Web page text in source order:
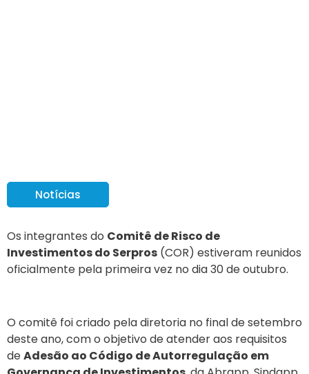
Notícias
Os integrantes do Comitê de Risco de
Investimentos do Serpros (COR) estiveram reunidos
oficialmente pela primeira vez no dia 30 de outubro.
O comitê foi criado pela diretoria no final de setembro
deste ano, com o objetivo de atender aos requisitos
deAdesão ao Código de Autorregulação em